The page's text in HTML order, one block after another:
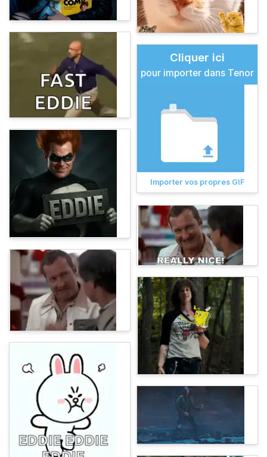
Cliquer ici
pour importer dans Tenor
Importer vos propres GIF